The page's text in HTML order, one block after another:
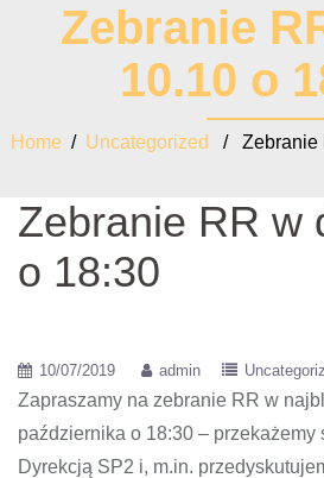
Zebranie
10.10 o
Home / Uncategorized / Zebranie
Zebranie RR w
o 18:30
10/07/2019 admin
Zapraszamy na zebranie RR w
października o 18:30 – przekażemy
Dyrekcją SP2 i, m.in.